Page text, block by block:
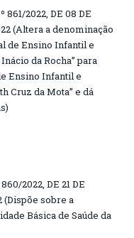
2022, DE 08 DE
(Altera a denominação
de Ensino Infantil e
da Rocha” para
Ensino Infantil e
Cruz da Mota” e dá
2022, DE 21 DE
(Dispõe sobre a
Básica de Saúde da